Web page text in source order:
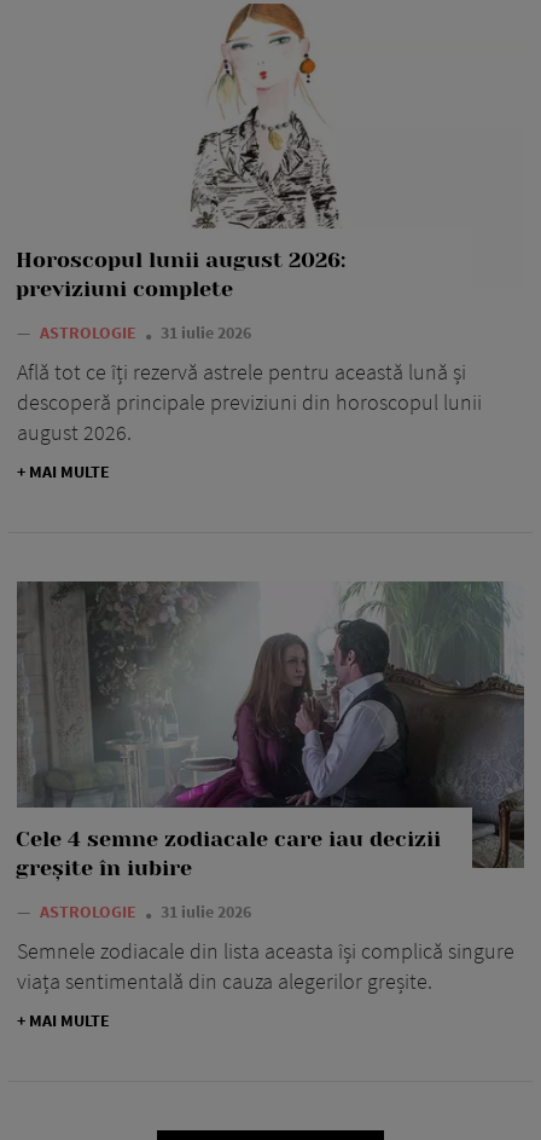
Horoscopul lunii august 2026:
previziuni complete
— ASTROLOGIE 31 iulie 2026
Află tot ce îți rezervă astrele pentru această lună și
descoperă principale previziuni din horoscopul lunii
august 2026.
+ MAI MULTE
Cele 4 semne zodiacale care iau decizii
greșite în iubire
— ASTROLOGIE 31 iulie 2026
Semnele zodiacale din lista aceasta își complică singure
viața sentimentală din cauza alegerilor greșite.
+ MAI MULTE